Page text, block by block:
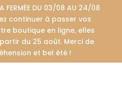
FERMÉE DU 03/08 AU 24/08
continuer à passer vos
boutique en ligne, elles
du 25 août. Merci de
et bel été !